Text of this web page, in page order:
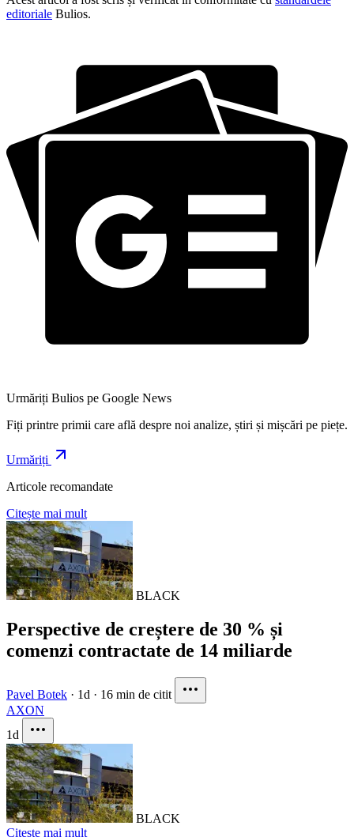
editoriale Bulios.
Urmăriți Bulios pe Google News
Fiți printre primii care află despre noi analize, știri și mișcări pe piețe.
Urmăriți
Articole recomandate
Citește mai mult
BLACK
Perspective de creștere de 30 % și
comenzi contractate de 14 miliarde
Pavel Botek · 1d · 16 min de citit
AXON
1d
BLACK
Citește mai mult